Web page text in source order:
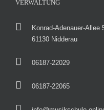
VERWALTUNG
Konrad-Adenauer-Allee
61130 Nidderau
06187-22029
06187-22065